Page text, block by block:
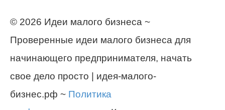
© 2026 Идеи малого бизнеса ~
Проверенные идеи малого бизнеса для
начинающего предпринимателя, начать
свое дело просто | идея-малого-
бизнес.рф ~ Политика